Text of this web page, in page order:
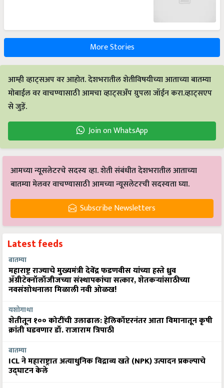
More Stories
आम्ही व्हाट्सअप वर आहोत. देशभरातील शेतीविषयीच्या आताच्या बातम्या
मोबाईल वर वाचण्यासाठी आमचा व्हाट्सअँप ग्रुपला जॉईन करा.व्हाट्सएप
से जुड़ें.
Join on WhatsApp
आमच्या न्यूसलेटरचे सदस्य व्हा. शेती संबंधीत देशभरातील आताच्या
बातम्या मेलवर वाचण्यासाठी आमच्या न्यूसलेटरची सदस्यता घ्या.
Subscribe Newsletters
Latest feeds
बातम्या
महाराष्ट्र राज्याचे मुख्यमंत्री देवेंद्र फडणवीस यांच्या हस्ते ध्रुव
ॲग्रीटेक्नॉलॉजीजच्या संस्थापकांचा सत्कार, शेतकऱ्यांसाठीच्या
नवसंशोधनाला मिळाली नवी ओळख!
यशोगाथा
शेतीतून १०० कोटींची उलाढाल: हेलिकॉप्टरनंतर आता विमानातून कृषी
क्रांती घडवणार डॉ. राजाराम त्रिपाठी
बातम्या
ICL ने महाराष्ट्रात अत्याधुनिक विद्राव्य खते (NPK) उत्पादन प्रकल्पाचे
उद्घाटन केले